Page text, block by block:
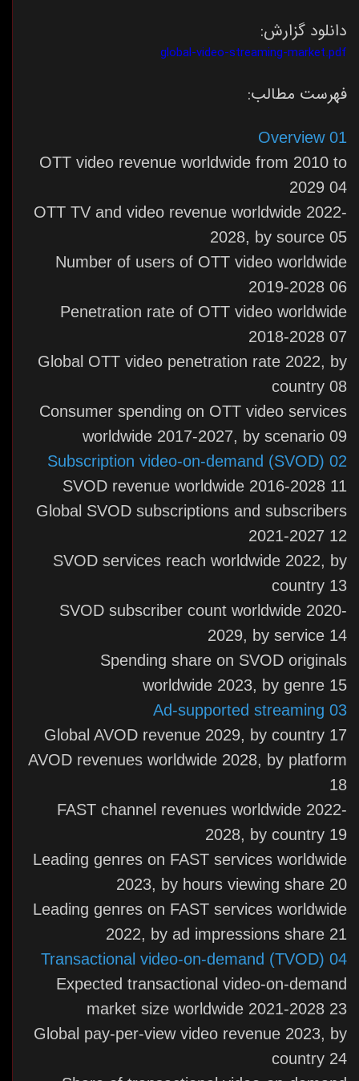
دانلود گزارش:
global-video-streaming-market.pdf
فهرست مطالب:
01 Overview
OTT video revenue worldwide from 2010 to
2029 04
OTT TV and video revenue worldwide 2022-
2028, by source 05
Number of users of OTT video worldwide
2019-2028 06
Penetration rate of OTT video worldwide
2018-2028 07
Global OTT video penetration rate 2022, by
country 08
Consumer spending on OTT video services
worldwide 2017-2027, by scenario 09
02 Subscription video-on-demand (SVOD)
SVOD revenue worldwide 2016-2028 11
Global SVOD subscriptions and subscribers
2021-2027 12
SVOD services reach worldwide 2022, by
country 13
SVOD subscriber count worldwide 2020-
2029, by service 14
Spending share on SVOD originals
worldwide 2023, by genre 15
03 Ad-supported streaming
Global AVOD revenue 2029, by country 17
AVOD revenues worldwide 2028, by platform
18
FAST channel revenues worldwide 2022-
2028, by country 19
Leading genres on FAST services worldwide
2023, by hours viewing share 20
Leading genres on FAST services worldwide
2022, by ad impressions share 21
04 Transactional video-on-demand (TVOD)
Expected transactional video-on-demand
market size worldwide 2021-2028 23
Global pay-per-view video revenue 2023, by
country 24